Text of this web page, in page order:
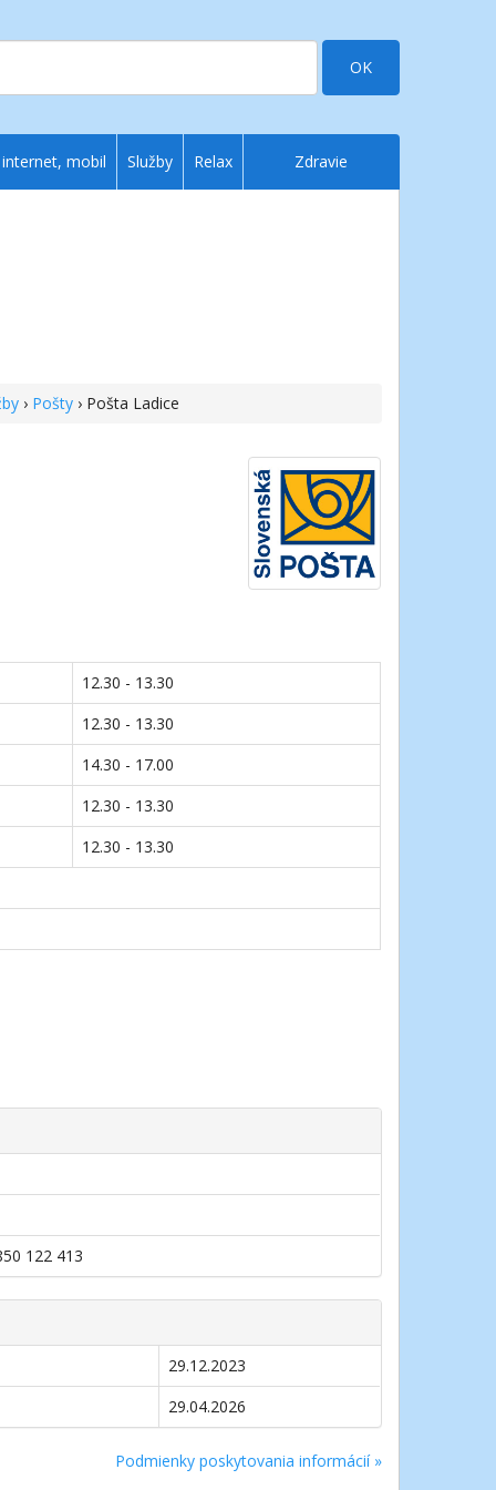
OK
› Pošty › Pošta Ladice
12.30 - 13.30
12.30 - 13.30
14.30 - 17.00
12.30 - 13.30
12.30 - 13.30
122 413
29.12.2023
29.04.2026
Podmienky poskytovania informácií »
internet, mobil Služby Relax Zdravie